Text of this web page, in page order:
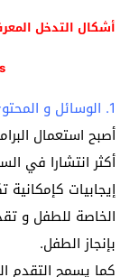
أشكال التدخل
1. الوسائل و المحتوى.. Materiel et contenu
أصبح استعمال
أكثر انتشارا في
إيجابيات
الخاصة للطفل و
بإنجاز الطفل.
كما يسمح التقدم